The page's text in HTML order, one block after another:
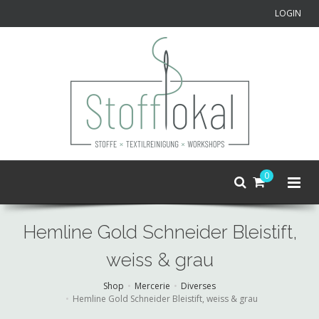
LOGIN
0
Hemline Gold Schneider Bleistift,
weiss & grau
Shop Mercerie
Diverses
Hemline Gold Schneider Bleistift, weiss & grau